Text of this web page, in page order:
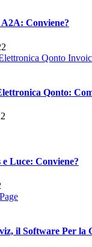
Conviene?
Qonto:
Luce: Conviene?
il Software Per la